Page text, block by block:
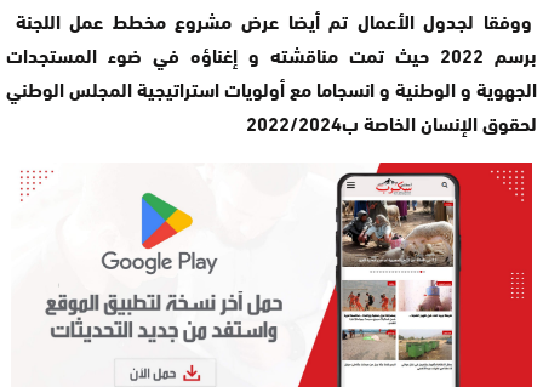
ووفقا لجدول الأعمال تم أيضا عرض مشروع مخطط عمل اللجنة
برسم 2022 حيث تمت مناقشته و إغناؤه في ضوء المستجدات
الجهوية و الوطنية و انسجاما مع أولويات استراتيجية المجلس الوطني
لحقوق الإنسان الخاصة ب2022/2024